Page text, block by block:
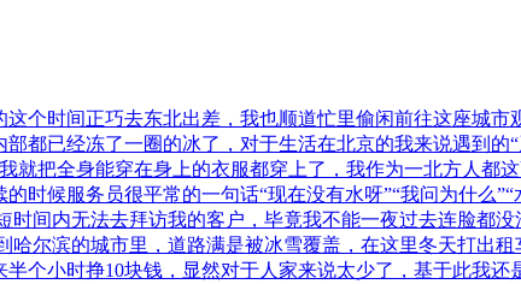
个时间正巧去东北出差，我也顺道忙里偷闲前往这座城
都已经冻了一圈的冰了，对于生活在北京的我来说遇到
就把全身能穿在身上的衣服都穿上了，我作为一北方人
时候服务员很平常的一句话“现在没有水呀”“我问为什么
时间内无法去拜访我的客户，毕竟我不能一夜过去连脸都
哈尔滨的城市里，道路满是被冰雪覆盖，在这里冬天打出
个小时挣10块钱，显然对于人家来说太少了，基于此我